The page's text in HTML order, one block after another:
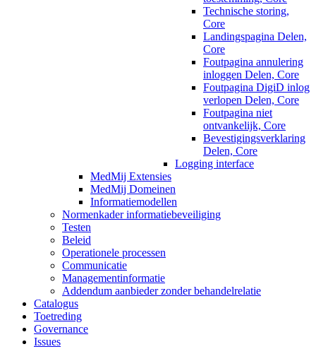
Technische storing,
Core
Landingspagina Delen,
Core
Foutpagina annulering
inloggen Delen, Core
Foutpagina DigiD inlog
verlopen Delen, Core
Foutpagina niet
ontvankelijk, Core
Bevestigingsverklaring
Delen, Core
Logging interface
MedMij Extensies
MedMij Domeinen
Informatiemodellen
Normenkader informatiebeveiliging
Testen
Beleid
Operationele processen
Communicatie
Managementinformatie
Addendum aanbieder zonder behandelrelatie
Catalogus
Toetreding
Governance
Issues